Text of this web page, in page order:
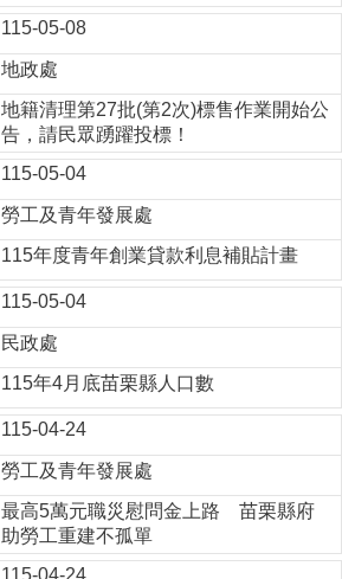
115-05-08
地政處
地籍清理第27批(第2次)標售作業開始公
告，請民眾踴躍投標！
115-05-04
勞工及青年發展處
115年度青年創業貸款利息補貼計畫
115-05-04
民政處
115年4月底苗栗縣人口數
115-04-24
勞工及青年發展處
最高5萬元職災慰問金上路 苗栗縣府
助勞工重建不孤單
115-04-24